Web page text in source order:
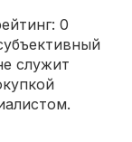
0
служит